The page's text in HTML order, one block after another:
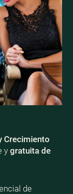
Crecimiento
ygratuita de
de